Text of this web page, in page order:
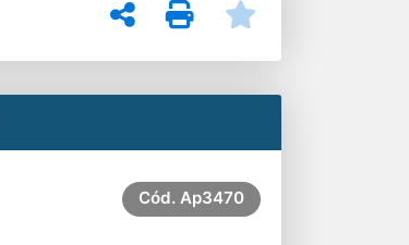
Cód. Ap3470